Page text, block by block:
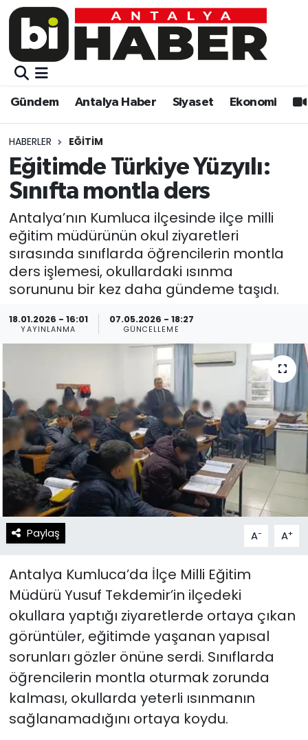
Gündem Antalya Haber Siyaset Ekonomi
HABERLER EĞITIM
Eğitimde Türkiye Yüzyılı:
Sınıfta montla ders
Antalya’nın Kumluca ilçesinde ilçe milli
eğitim müdürünün okul ziyaretleri
sırasında sınıflarda öğrencilerin montla
ders işlemesi, okullardaki ısınma
sorununu bir kez daha gündeme taşıdı.
18.01.2026 - 16:01
YAYINLANMA
07.05.2026 - 18:27
GÜNCELLEME
Paylaş A- A+
Antalya Kumluca’da İlçe Milli Eğitim
Müdürü Yusuf Tekdemir’in ilçedeki
okullara yaptığı ziyaretlerde ortaya çıkan
görüntüler, eğitimde yaşanan yapısal
sorunları gözler önüne serdi. Sınıflarda
öğrencilerin montla oturmak zorunda
kalması, okullarda yeterli ısınmanın
sağlanamadığını ortaya koydu.
Gündem
Siyaset
Ekonomi
Video
Eğitim
Kültür-sanat
Sağlık
Spor
Resmi İlanlar
Gündem
Siyaset
Eğitim
Ekonomi
Kültür-sanat
Sağlık
Spor
Teknoloji
Künye
Gizlilik Sözleşmesi
İletişim
Muratpaşa Nöbetçi Eczaneler
Muratpaşa Trafik Yoğunluk Haritası
Süper Lig Puan Durumu ve Fikstür
Tüm Manşetler
Son Dakika Haberleri
Haber Arşivi